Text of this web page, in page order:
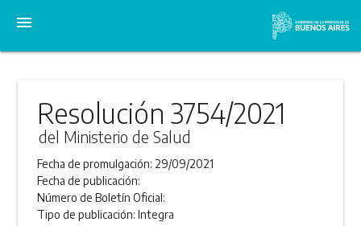
menu
Resolución 3754/2021
del Ministerio de Salud
Fecha de promulgación: 29/09/2021
Fecha de publicación:
Número de Boletín Oficial:
Tipo de publicación:Integra